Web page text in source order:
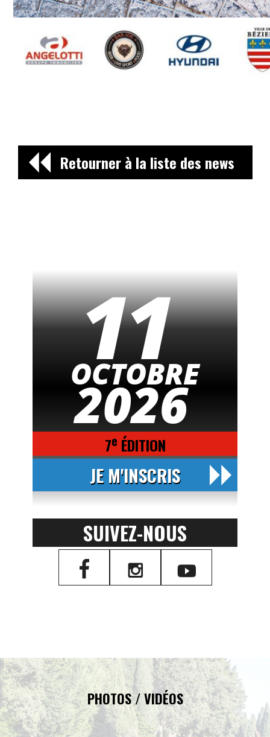
Retourner à la liste des news
11
OCTOBRE
2026
7e ÉDITION
JE M'INSCRIS
SUIVEZ-NOUS
PHOTOS / VIDÉOS